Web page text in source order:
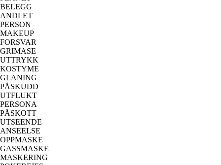
BELEGG
ANDLET
PERSON
MAKEUP
FORSVAR
GRIMASE
UTTRYKK
KOSTYME
GLANING
PÅSKUDD
UTFLUKT
PERSONA
PÅSKOTT
UTSEENDE
ANSEELSE
OPPMASKE
GASSMASKE
MASKERING